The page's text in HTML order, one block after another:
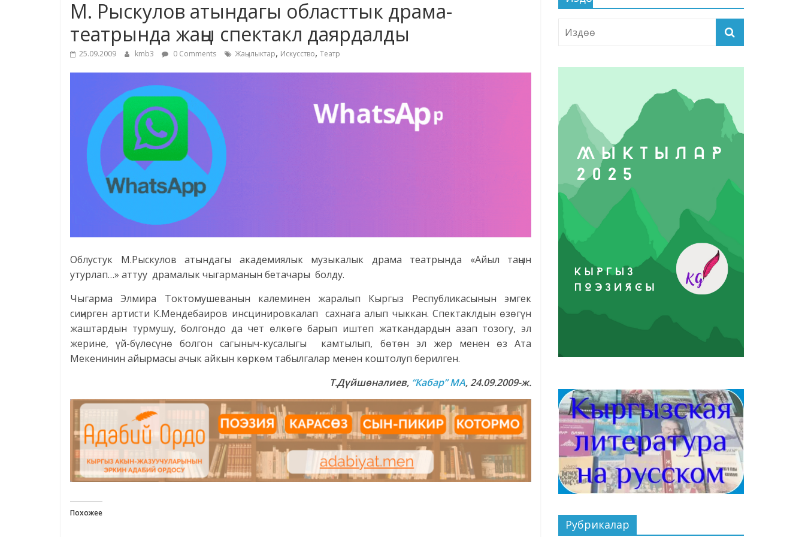
М. Рыскулов атындагы областтык драма-
театрында жаңы спектакл даярдалды
25.09.2009 kmb3 0 Comments Жаңылыктар, Искусство, Театр
Облустук М.Рыскулов атындагы академиялык музыкалык драма театрында «Айыл таңын
утурлап…» аттуу драмалык чыгарманын бетачары болду.
Чыгарма Элмира Токтомушеванын калеминен жаралып Кыргыз Республикасынын эмгек
сиңирген артисти К.Мендебаиров инсцинировкалап сахнага алып чыккан. Спектаклдын өзөгүн
жаштардын турмушу, болгондо да чет өлкөгө барып иштеп жаткандардын азап тозогу, эл
жерине, үй-бүлөсүнө болгон сагыныч-кусалыгы камтылып, бөтөн эл жер менен өз Ата
Мекенинин айырмасы ачык айкын көркөм табылгалар менен коштолуп берилген.
Т.Дүйшөналиев, “Кабар” МА, 24.09.2009-ж.
Похожее
Рубрикалар